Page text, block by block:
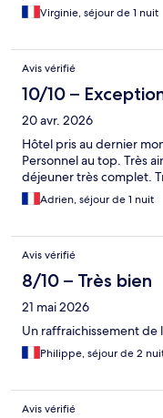
Virginie, séjour de 1 nuit
Avis vérifié
10/10 –
20 avr. 2026
Hôtel pris au dernier
Personnel au top. Très
déjeuner très complet.
Adrien, séjour de 1 nuit
Avis vérifié
8/10 – Très bien
21 mai 2026
Un raffraichissement de
Philippe, séjour de 2
Avis vérifié